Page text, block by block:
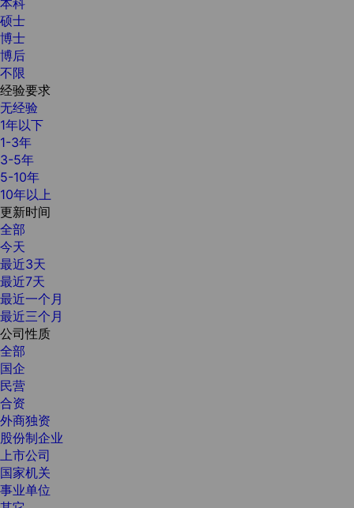
硕士
博士
博后
不限
经验要求
无经验
1年以下
1-3年
3-5年
5-10年
10年以上
更新时间
全部
今天
最近3天
最近7天
最近一个月
最近三个月
公司性质
全部
国企
民营
合资
外商独资
股份制企业
上市公司
国家机关
事业单位